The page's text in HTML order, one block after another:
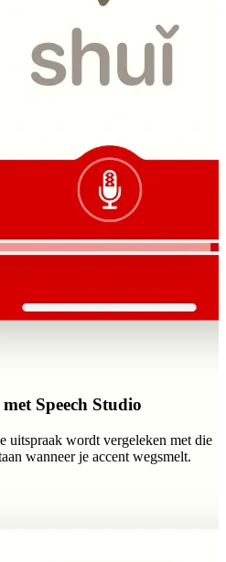
Speech Studio
uitspraak wordt vergeleken met die
wanneer je accent wegsmelt.